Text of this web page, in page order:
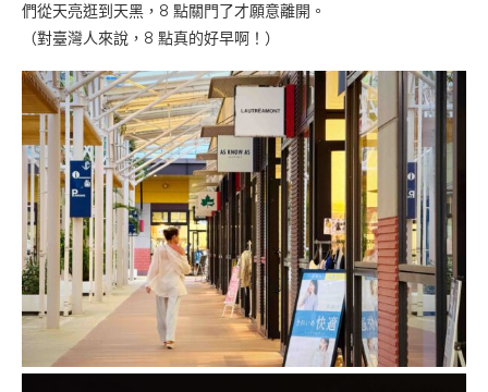
們從天亮逛到天黑，8 點關門了才願意離開。
（對臺灣人來說，8 點真的好早啊！）